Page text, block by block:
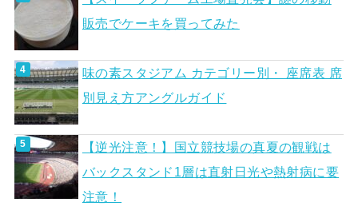
販売でケーキを買ってみた
味の素スタジアム カテゴリー別・ 座席表 席
別見え方アングルガイド
【逆光注意！】国立競技場の真夏の観戦は
バックスタンド1層は直射日光や熱射病に要
注意！